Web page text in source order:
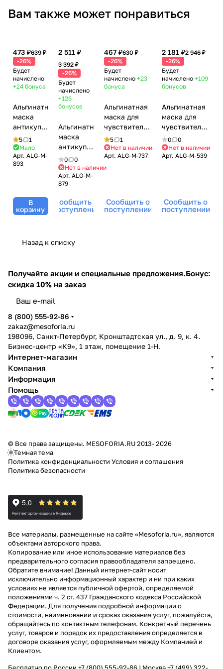
Вам также может понравиться
473 ₽639 ₽
-26%
Будет
начислено
+24 бонуса
Альгинатная
маска
антикуперозная,
25 гр
Algomask
5
1
Мало
Арт. ALG-M-
893
В
корзину
2 511 ₽
3 392 ₽
-26%
Будет
начислено
+126
бонусов
Альгинатная
маска
антикуперозная,
200 гр
Algomask
0
0
Нет в наличии
Арт. ALG-M-
879
Сообщить о
поступлении
467 ₽630 ₽
-26%
Будет
начислено +23
бонуса
Альгинатная
маска для
чувствительной
кожи лица,
25 гр
Algomask
5
1
Нет в наличии
Арт.ALG-M-737
Сообщить о
поступлении
2 181 ₽2 946 ₽
-26%
Будет
начислено +109
бонусов
Альгинатная
маска для
чувствительной
кожи лица,
200 гр
Algomask
0
0
Нет в наличии
Арт. ALG-M-539
Сообщить о
поступлении
Назад к списку
Получайте акции и специальные предложения.Бонус:
скидка 10% на заказ
8 (800) 555-92-86
zakaz@mesoforia.ru
198096, Санкт-Петербург, Кронштадтская ул., д. 9, к. 4.
Бизнес-центр «К9», 1 этаж, помещение 1-Н.
Интернет-магазин
Компания
Информация
Помощь
© Все права защищены. MESOFORIA.RU 2013- 2026
Темная тема
Политика конфиденциальности Условия и соглашения
Политика безопасности
Все материалы, размещенные на сайте «Mesoforia.ru», являются
объектами авторского права.
Копирование или иное использование материалов без
предварительного согласия правообладателя запрещено.
Обратите внимание! Данный интернет-сайт носит
исключительно информационный характер и ни при каких
условиях не является публичной офертой, определяемой
положениями ч. 2 ст. 437 Гражданского кодекса Российской
Федерации. Для получения подробной информации о
стоимости, наименовании и сроках оказания услуг, пожалуйста,
обращайтесь по контактным телефонам. Конкретный перечень
услуг, товаров и порядок их предоставления определяется в
договоре оказания услуг, оформляемым между Компанией и
Клиентом.